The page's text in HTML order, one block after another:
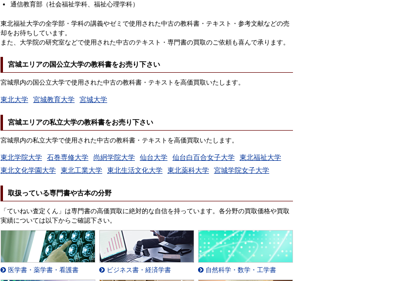
通信教育部（社会福祉学科、福祉心理学科）
東北福祉大学の全学部・学科の講義やゼミで使用された中古の教科書・テキスト・参考文献などの売
却をお待ちしています。
また、大学院の研究室などで使用された中古のテキスト・専門書の買取のご依頼も喜んで承ります。
宮城エリアの国公立大学の教科書をお売り下さい
宮城県内の国公立大学で使用された中古の教科書・テキストを高価買取いたします。
東北大学 宮城教育大学 宮城大学
宮城エリアの私立大学の教科書をお売り下さい
宮城県内の私立大学で使用された中古の教科書・テキストを高価買取いたします。
東北学院大学 石巻専修大学 尚絅学院大学 仙台大学 仙台白百合女子大学
東北福祉大学
東北文化学園大学
東北工業大学 東北生活文化大学 東北薬科大学 宮城学院女子大学
取扱っている専門書や古本の分野
「ていねい査定くん」は専門書の高価買取に絶対的な自信を持っています。各分野の買取価格や買取
実績については以下からご確認下さい。
医学書・薬学書・看護書 ビジネス書・経済学書 自然科学・数学・工学書